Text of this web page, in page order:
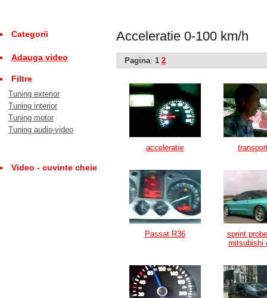
Categorii
Adauga video
Filtre
Tuning exterior
Tuning interior
Tuning motor
Tuning audio-video
Video - cuvinte cheie
Acceleratie 0-100 km/h
Pagina: 1 2
acceleratie
Passat R36
sprint
mitsubishi